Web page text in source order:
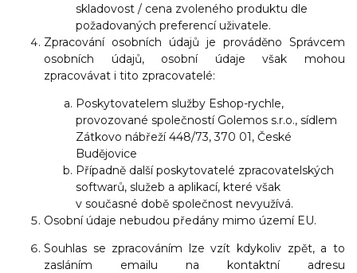
skladovost / cena zvoleného produktu dle
požadovaných preferencí uživatele.
Zpracování osobních údajů je prováděno Správcem
osobních údajů, osobní údaje však mohou
zpracovávat i tito zpracovatelé:
Poskytovatelem služby Eshop-rychle,
provozované společností Golemos s.r.o., sídlem
Zátkovo nábřeží 448/73, 370 01, České
Budějovice
Případně další poskytovatelé zpracovatelských
softwarů, služeb a aplikací, které však
v současné době společnost nevyužívá.
Osobní údaje nebudou předány mimo území EU.
Souhlas se zpracováním lze vzít kdykoliv zpět, a to
zasláním emailu na kontaktní adresu